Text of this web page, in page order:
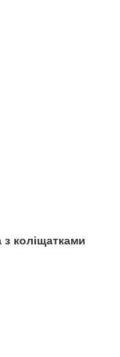
коліщатками